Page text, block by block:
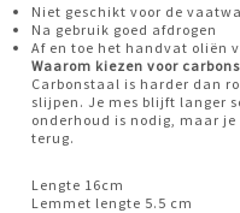
Niet geschikt voor de
Na gebruik goed afdrogen
Af en toe het handvat oliën
Waarom kiezen voor
Carbonstaal is harder dan
slijpen. Je mes blijft langer
onderhoud is nodig, maar
terug.
Lengte 16cm
Lemmet lengte 5.5 cm